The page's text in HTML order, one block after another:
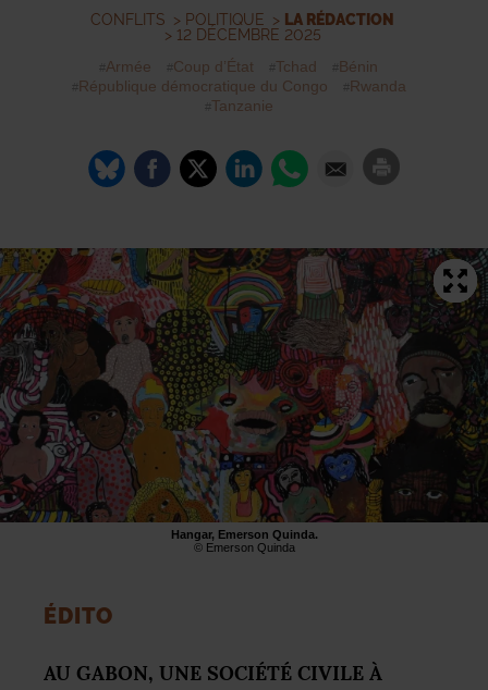
CONFLITS > POLITIQUE > LA RÉDACTION
> 12 DÉCEMBRE 2025
Armée Coup d’État Tchad
Bénin
République démocratique du Congo
Rwanda
Tanzanie
Hangar, Emerson Quinda.
© Emerson Quinda
ÉDITO
AU GABON, UNE SOCIÉTÉ CIVILE À